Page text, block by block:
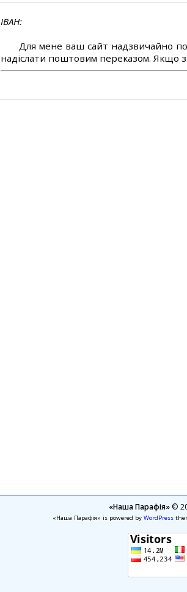
ІВАН
Для мене ваш сайт надзвичайно
надіслати поштовим переказом. Якщо
«Наша Парафія»©
«Наша Парафія» is powered by WordPress